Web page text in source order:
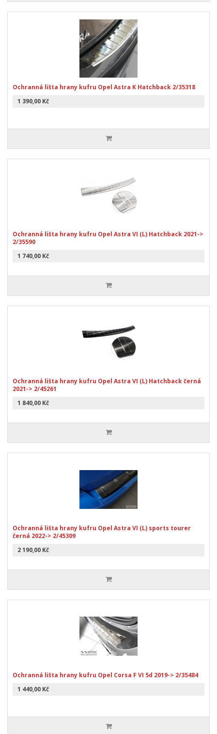
Ochranná lišta hrany kufru Opel Astra K Hatchback 2/35318
1 390,00 Kč
Ochranná lišta hrany kufru Opel Astra VI (L) Hatchback 2021->
2/35590
1 740,00 Kč
Ochranná lišta hrany kufru Opel Astra VI (L) Hatchback černá
2021-> 2/45261
1 840,00 Kč
Ochranná lišta hrany kufru Opel Astra VI (L) sports tourer
černá 2022-> 2/45309
2 190,00 Kč
Ochranná lišta hrany kufru Opel Corsa F VI 5d 2019-> 2/35484
1 440,00 Kč